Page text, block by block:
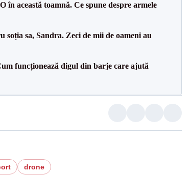
această toamnă. Ce spune despre armele
sa, Sandra. Zeci de mii de oameni au
funcționează digul din barje care ajută
drone